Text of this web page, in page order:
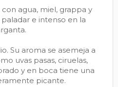
agua, miel, grappa y
e intenso en la
Su aroma se asemeja a
uvas pasas, ciruelas,
y en boca tiene una
picante.